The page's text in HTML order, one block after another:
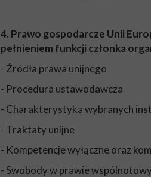
4. Prawo gospodarcze Unii
pełnieniem funkcji członka
- Źródła prawa unijnego
- Procedura ustawodawcza
- Charakterystyka wybranych
- Traktaty unijne
- Kompetencje wyłączne oraz
- Swobody w prawie